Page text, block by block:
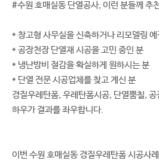
#수원 호매실동 단열공사, 이런 분들께 추
* 창고형 사무실을 신축하거나 리모델링
* 공장천장 단열재 시공을 고민 중인 분
* 냉난방비 절감을 확실하게 원하시는 분
* 단열 전문 시공업체를 찾고 계신 분
경질우레탄폼, 우레탄폼시공, 단열뿜칠,
하우가 결과를 좌우합니다.
이번 수원 호매실동 경질우레탄폼 시공사